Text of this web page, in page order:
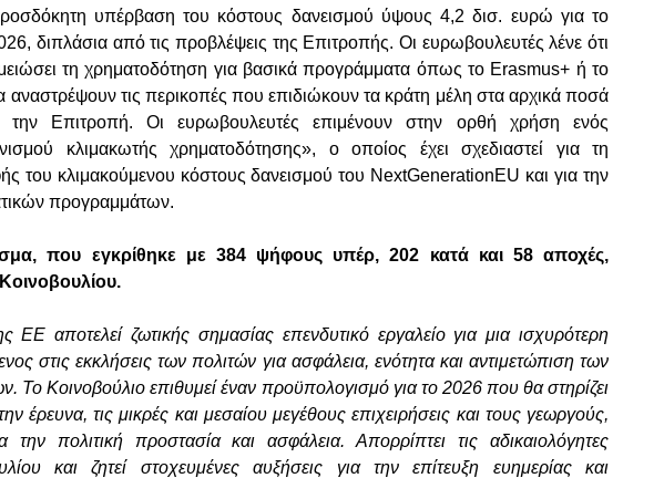
υπέρβαση του κόστους δανεισμού ύψους 4,2 δισ. ευρώ για το
διπλάσια από τις προβλέψεις της Επιτροπής. Οι ευρωβουλευτές λένε ότι
τη χρηματοδότηση για βασικά προγράμματα όπως το Erasmus+ ή το
αναστρέψουν τις περικοπές που επιδιώκουν τα κράτη μέλη στα αρχικά ποσά
Επιτροπή. Οι ευρωβουλευτές επιμένουν στην ορθή χρήση ενός
κλιμακωτής χρηματοδότησης», ο οποίος έχει σχεδιαστεί για τη
του κλιμακούμενου κόστους δανεισμού του NextGenerationEU και για την
προγραμμάτων.
που εγκρίθηκε με 384 ψήφους υπέρ, 202 κατά και 58 αποχές,
αποτελεί ζωτικής σημασίας επενδυτικό εργαλείο για μια ισχυρότερη
στις εκκλήσεις των πολιτών για ασφάλεια, ενότητα και αντιμετώπιση των
Το Κοινοβούλιο επιθυμεί έναν προϋπολογισμό για το 2026 που θα στηρίζει
έρευνα, τις μικρές και μεσαίου μεγέθους επιχειρήσεις και τους γεωργούς,
την πολιτική προστασία και ασφάλεια. Απορρίπτει τις αδικαιολόγητες
και ζητεί στοχευμένες αυξήσεις για την επίτευξη ευημερίας και